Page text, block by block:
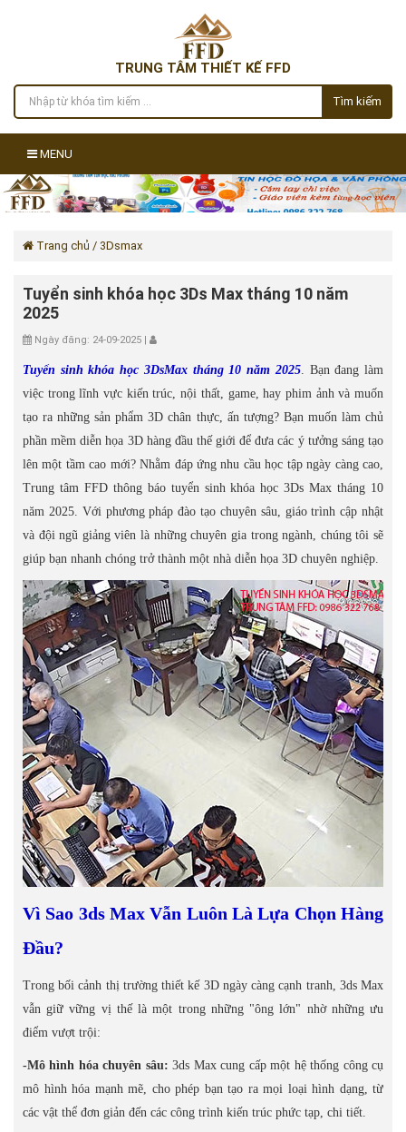
TRUNG TÂM THIẾT KẾ FFD
Tìm kiếm
MENU
Trang chủ / 3Dsmax
Tuyển sinh khóa học 3Ds Max tháng 10 năm
2025
Ngày đăng: 24-09-2025 |
Tuyển sinh khóa học 3DsMax tháng 10 năm 2025. Bạn đang làm
việc trong lĩnh vực kiến trúc, nội thất, game, hay phim ảnh và muốn
tạo ra những sản phẩm 3D chân thực, ấn tượng? Bạn muốn làm chủ
phần mềm diễn họa 3D hàng đầu thế giới để đưa các ý tưởng sáng tạo
lên một tầm cao mới? Nhằm đáp ứng nhu cầu học tập ngày càng cao,
Trung tâm FFD thông báo tuyển sinh khóa học 3Ds Max tháng 10
năm 2025. Với phương pháp đào tạo chuyên sâu, giáo trình cập nhật
và đội ngũ giảng viên là những chuyên gia trong ngành, chúng tôi sẽ
giúp bạn nhanh chóng trở thành một nhà diễn họa 3D chuyên nghiệp.
Vì Sao 3ds Max Vẫn Luôn Là Lựa Chọn Hàng
Đầu?
Trong bối cảnh thị trường thiết kế 3D ngày càng cạnh tranh, 3ds Max
vẫn giữ vững vị thế là một trong những "ông lớn" nhờ những ưu
điểm vượt trội:
-Mô hình hóa chuyên sâu:3ds Max cung cấp một hệ thống công cụ
mô hình hóa mạnh mẽ, cho phép bạn tạo ra mọi loại hình dạng, từ
các vật thể đơn giản đến các công trình kiến trúc phức tạp, chi tiết.